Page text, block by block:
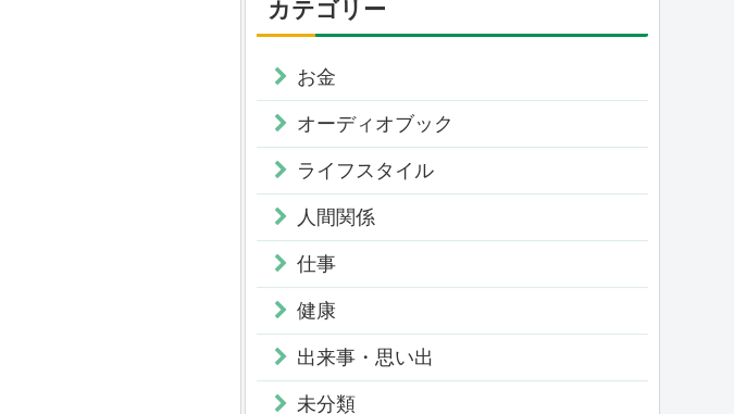
カテゴリー
お金
オーディオブック
ライフスタイル
人間関係
仕事
健康
出来事・思い出
未分類